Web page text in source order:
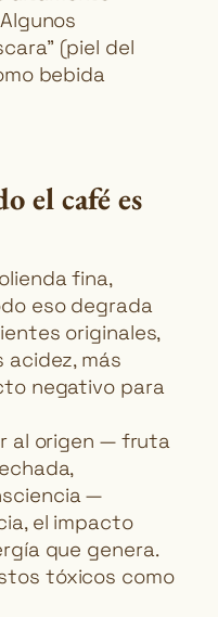
(piel del
bebida
el café es
fina,
eso degrada
originales,
acidez, más
negativo para
al origen — fruta
—
el impacto
que genera.
tóxicos como